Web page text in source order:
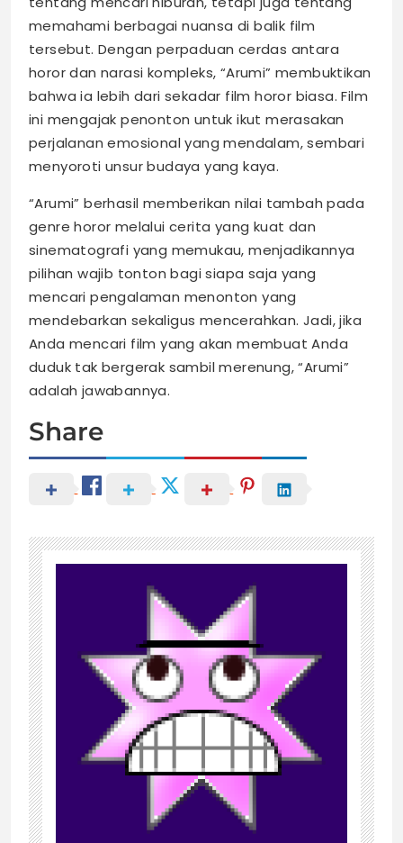
memahami berbagai nuansa di balik film
tersebut. Dengan perpaduan cerdas antara
horor dan narasi kompleks, “Arumi” membuktikan
bahwa ia lebih dari sekadar film horor biasa. Film
ini mengajak penonton untuk ikut merasakan
perjalanan emosional yang mendalam, sembari
menyoroti unsur budaya yang kaya.
“Arumi” berhasil memberikan nilai tambah pada
genre horor melalui cerita yang kuat dan
sinematografi yang memukau, menjadikannya
pilihan wajib tonton bagi siapa saja yang
mencari pengalaman menonton yang
mendebarkan sekaligus mencerahkan. Jadi, jika
Anda mencari film yang akan membuat Anda
duduk tak bergerak sambil merenung, “Arumi”
adalah jawabannya.
Share